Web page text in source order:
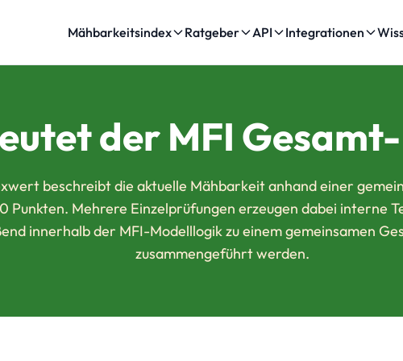
Mähbarkeitsindex Ratgeber API Integrationen
der MFI
beschreibt die aktuelle Mähbarkeit anhand einer
Punkten. Mehrere Einzelprüfungen erzeugen dabei interne
innerhalb der MFI-Modelllogik zu einem gemeinsamen
zusammengeführt werden.